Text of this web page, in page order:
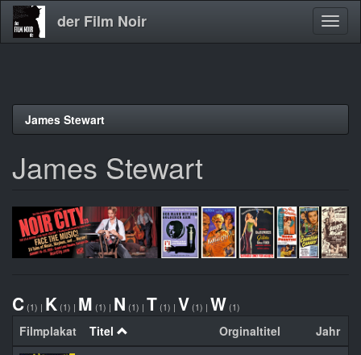
Direkt
der Film Noir
James Stewart
James Stewart
C (1) | K (1) | M (1) | N (1) | T (1) | V (1) | W (1)
Filmplakat Titel Orginaltitel Jahr